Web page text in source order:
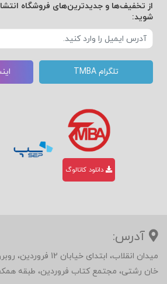
از تخفیف‌ها و جدیدترین‌های فروشگاه
شوید:
تلگرام TMBA
دانلود کاتالوگ
آدرس:
میدان انقلاب، ابتدای
خان رشتی، مجتمع کتاب فروردین، طبقه